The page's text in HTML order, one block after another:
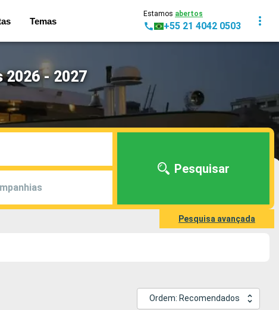
Temas
Estamos abertos
+55 21 4042 0503
- 2027
Pesquisar
Pesquisa avançada
Ordem: Recomendados